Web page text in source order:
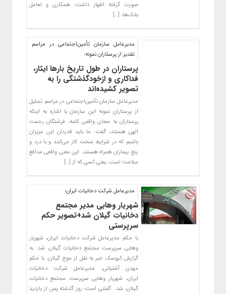
صورت گرفته اظهار داشت: همکاری و تعامل
بانک‌ها، […]
مدیرعامل سازمان تأمین‌اجتماعی در مراسم
تقدیر از پرستاران نمونه:
پرستاران در طول تاریخ بارها ایثار،
فداکاری و ازخودگذشتگی را به
تصویر کشیده‌اند
مدیرعامل سازمان تأمین‌اجتماعی در مراسم تجلیل
از پرستاران نمونه این سازمان با اشاره به اینکه
پرستاران به معنای واقعی کلمه، فرشتگان رحمت
الهی هستند، گفت: ما باید قدردان این عزیزان
باشیم که در شرایط سخت کار می‌کنند و با درد و
رنج بیماران همراه هستند. این معنی واقعی مدافع
سلامت است، یعنی کسی که از […]
مدیرعامل شرکت دخانیات ایران؛
شهریار وهابی مدیر مجتمع
دخانیات گیلان شد+تصویر حکم
سرپرستی
با حکم مدیرعامل شرکت دخانیات ایران، شهریار
وهابی سرپرست مجتمع دخانیات گیلان، شد. به
گزارش کیوسک خبر به نقل از موج گیلان، با حکم
مهدی آشتیانی، مدیرعامل شرکت دخانیات
ایران، شهریار وهابی سرپرست مجتمع دخانیات
گیلان، شد. گفتنی است؛ روز گذشته پس از بازدید